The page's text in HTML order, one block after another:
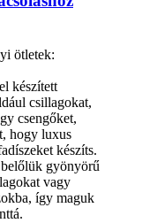
ötletek:
készített
csillagokat,
csengőket,
hogy luxus
készíts.
gyönyörű
vagy
így maguk